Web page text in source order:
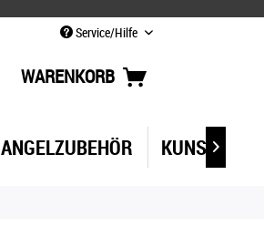
Service/Hilfe
WARENKORB
ANGELZUBEHÖR 